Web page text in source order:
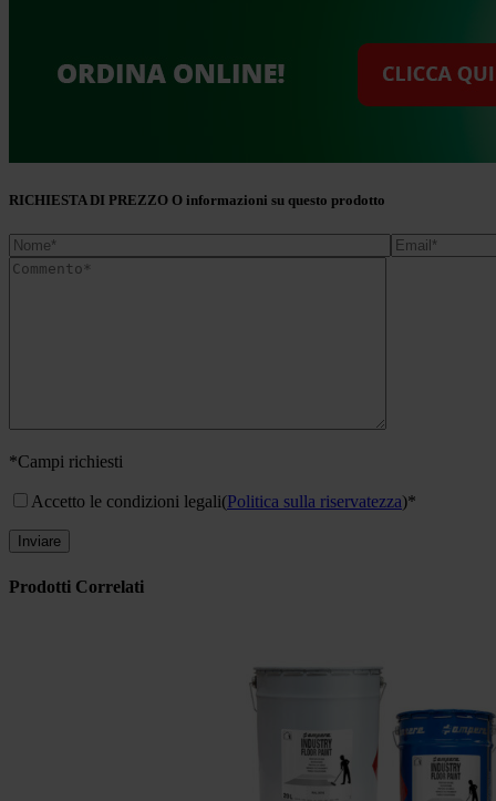
RICHIESTA DI PREZZO O informazioni su questo prodotto
*Campi richiesti
Accetto le condizioni legali(Politica sulla riservatezza)*
Prodotti Correlati